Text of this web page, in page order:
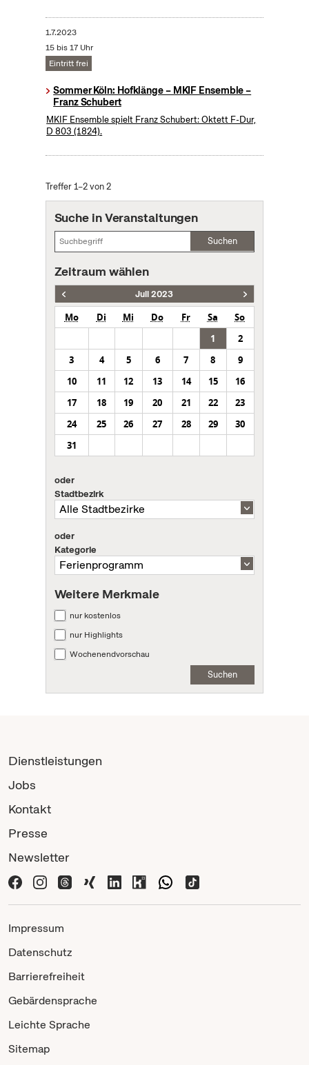
1.7.2023
15 bis 17 Uhr
Eintritt frei
Sommer Köln: Hofklänge – MKIF Ensemble –
Franz Schubert
MKIF Ensemble spielt Franz Schubert: Oktett F-Dur,
D 803 (1824).
Treffer 1–2 von 2
Suche in Veranstaltungen
Suchen
Zeitraum wählen
Juli 2023
Mo Di Mi Do Fr Sa
So
1
2
3
4 5 6 7 8
9
10
11 12 13 14 15
16
17
18 19 20 21 22
23
24
25 26 27 28 29
30
31
oder
Stadtbezirk
oder
Kategorie
Weitere Merkmale
nur kostenlos
nur Highlights
Wochenendvorschau
Suchen
Dienstleistungen
Jobs
Kontakt
Presse
Newsletter
Impressum
Datenschutz
Barrierefreiheit
Gebärdensprache
Leichte Sprache
Sitemap